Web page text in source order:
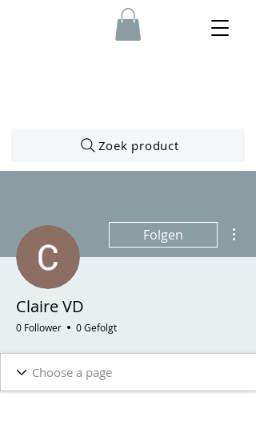
Zoek product
Folgen
Claire VD
0 Follower 0 Gefolgt